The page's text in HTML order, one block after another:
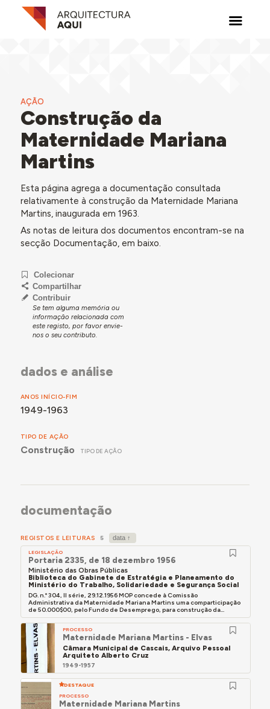
AÇÃO
Construção da
Maternidade Mariana
Martins
Esta página agrega a documentação consultada
relativamente à construção da Maternidade Mariana
Martins, inaugurada em 1963.
As notas de leitura dos documentos encontram-se na
secção Documentação, em baixo.
Colecionar
Compartilhar
Contribuir
Se tem alguma memória ou
informação relacionada com
este registo, por favor envie-
nos o seu contributo.
dados e análise
ANOS INÍCIO-FIM
1949-1963
TIPO DE AÇÃO
Construção TIPO DE AÇÃO
documentação
REGISTOS E LEITURAS 5
LEGISLAÇÃO
Portaria 2335, de 18 dezembro 1956
Ministério das Obras Públicas
Biblioteca do Gabinete de Estratégia e Planeamento do
Ministério do Trabalho, Solidariedade e Segurança Social
DG. n.º 304, II série, 29.12.1956 MOP concede à Comissão
Administrativa da Maternidade Mariana Martins uma comparticipação
de 50.000$00, pelo Fundo de Desemprego, para construção da...
PROCESSO
Maternidade Mariana Martins - Elvas
Câmara Municipal de Cascais, Arquivo Pessoal
Arquiteto Alberto Cruz
1949-1957
DESTAQUE
PROCESSO
Maternidade Mariana Martins